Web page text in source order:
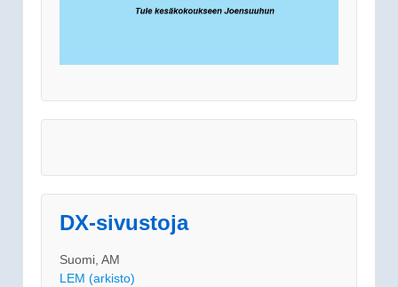
DX-sivustoja
Suomi, AM
LEM (arkisto)